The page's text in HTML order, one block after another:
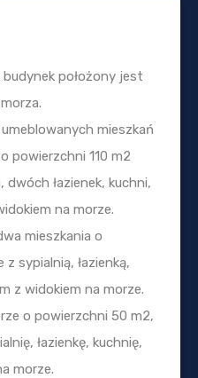
położony jest
mieszkań
powierzchni 110 m2
dwóch łazienek, kuchni,
na morze.
mieszkania o
sypialnią, łazienką,
z widokiem na morze.
o powierzchni 50 m2,
łazienkę, kuchnię,
morze.